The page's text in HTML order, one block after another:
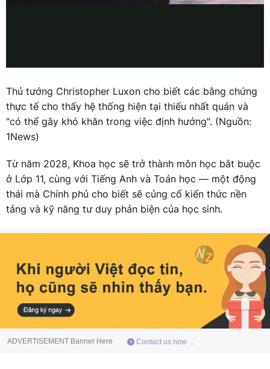
Thủ tướng Christopher Luxon cho biết các bằng chứng
thực tế cho thấy hệ thống hiện tại thiếu nhất quán và
"có thể gây khó khăn trong việc định hướng". (Nguồn:
1News)
Từ năm 2028, Khoa học sẽ trở thành môn học bắt buộc
ở Lớp 11, cùng với Tiếng Anh và Toán học — một động
thái mà Chính phủ cho biết sẽ củng cố kiến thức nền
tảng và kỹ năng tư duy phản biện của học sinh.
ADVERTISEMENT Banner Here Contact us now ...